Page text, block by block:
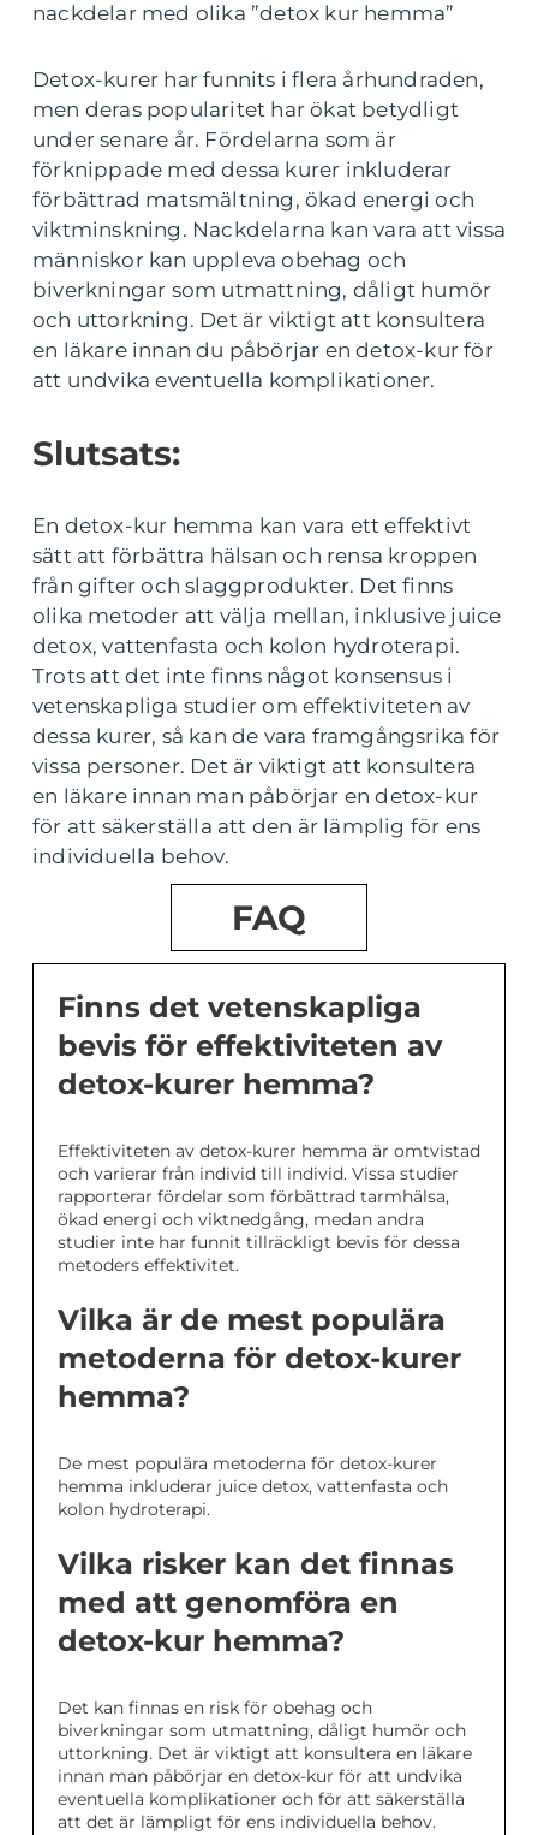
nackdelar med olika ”detox kur hemma”
Detox-kurer har funnits i flera århundraden,
men deras popularitet har ökat betydligt
under senare år. Fördelarna som är
förknippade med dessa kurer inkluderar
förbättrad matsmältning, ökad energi och
viktminskning. Nackdelarna kan vara att vissa
människor kan uppleva obehag och
biverkningar som utmattning, dåligt humör
och uttorkning. Det är viktigt att konsultera
en läkare innan du påbörjar en detox-kur för
att undvika eventuella komplikationer.
Slutsats:
En detox-kur hemma kan vara ett effektivt
sätt att förbättra hälsan och rensa kroppen
från gifter och slaggprodukter. Det finns
olika metoder att välja mellan, inklusive juice
detox, vattenfasta och kolon hydroterapi.
Trots att det inte finns något konsensus i
vetenskapliga studier om effektiviteten av
dessa kurer, så kan de vara framgångsrika för
vissa personer. Det är viktigt att konsultera
en läkare innan man påbörjar en detox-kur
för att säkerställa att den är lämplig för ens
individuella behov.
FAQ
Finns det vetenskapliga
bevis för effektiviteten av
detox-kurer hemma?
Effektiviteten av detox-kurer hemma är omtvistad
och varierar från individ till individ. Vissa studier
rapporterar fördelar som förbättrad tarmhälsa,
ökad energi och viktnedgång, medan andra
studier inte har funnit tillräckligt bevis för dessa
metoders effektivitet.
Vilka är de mest populära
metoderna för detox-kurer
hemma?
De mest populära metoderna för detox-kurer
hemma inkluderar juice detox, vattenfasta och
kolon hydroterapi.
Vilka risker kan det finnas
med att genomföra en
detox-kur hemma?
Det kan finnas en risk för obehag och
biverkningar som utmattning, dåligt humör och
uttorkning. Det är viktigt att konsultera en läkare
innan man påbörjar en detox-kur för att undvika
eventuella komplikationer och för att säkerställa
att det är lämpligt för ens individuella behov.